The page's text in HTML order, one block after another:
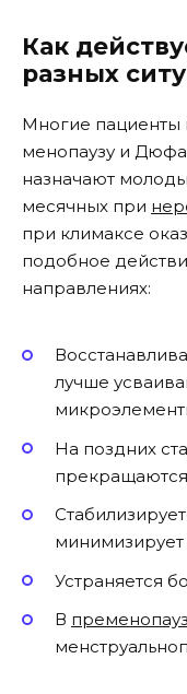
Как
разных
Многие пациенты
менопаузу и
назначают
месячных при
при климаксе
подобное
направлениях:
лучше
На поздних
Устраняется
В